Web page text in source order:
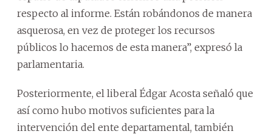
respecto al informe. Están robándonos de manera
asquerosa, en vez de proteger los recursos
públicos lo hacemos de esta manera”, expresó la
parlamentaria.
Posteriormente, el liberal Édgar Acosta señaló que
así como hubo motivos suficientes para la
intervención del ente departamental, también